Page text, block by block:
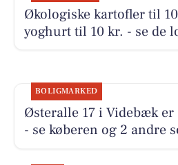
Økologiske kartofler til
yoghurt til 10 kr. - se de
BOLIGMARKED
Østeralle 17 i Videbæk
- se køberen og 2 andre